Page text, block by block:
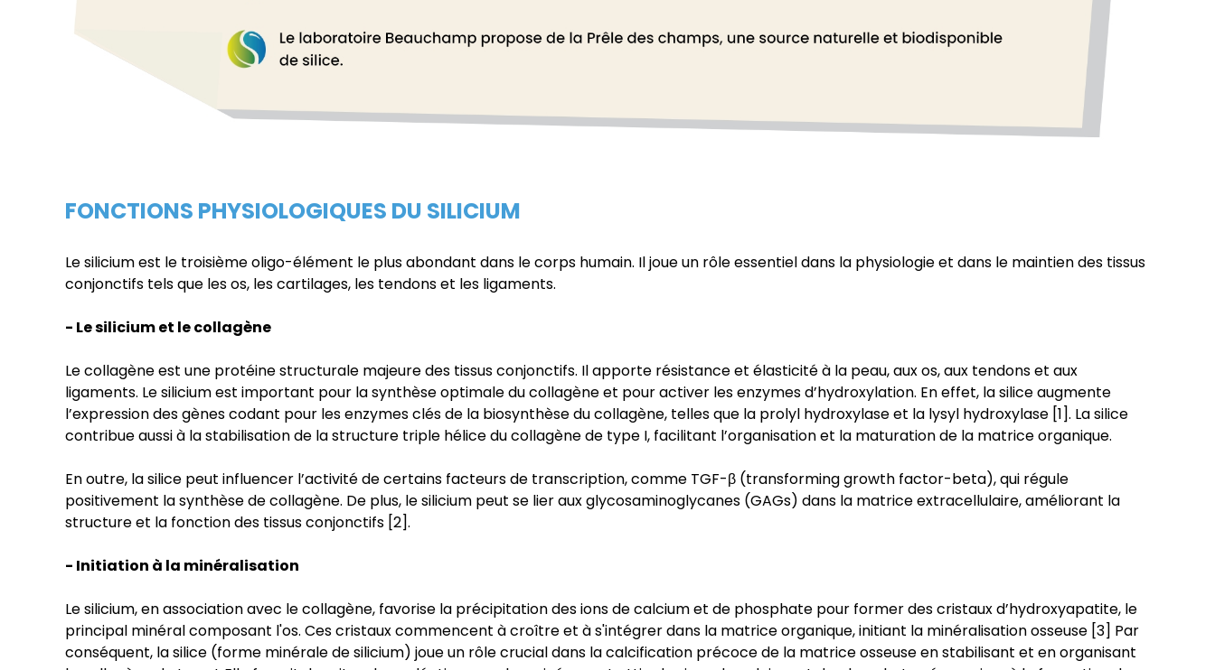
FONCTIONS PHYSIOLOGIQUES DU SILICIUM
Le silicium est le troisième oligo-élément le plus abondant dans le corps humain. Il joue un rôle essentiel dans la physiologie et dans le maintien des tissus
conjonctifs tels que les os, les cartilages, les tendons et les ligaments.
- Le silicium et le collagène
Le collagène est une protéine structurale majeure des tissus conjonctifs. Il apporte résistance et élasticité à la peau, aux os, aux tendons et aux
ligaments. Le silicium est important pour la synthèse optimale du collagène et pour activer les enzymes d’hydroxylation. En effet, la silice augmente
l’expression des gènes codant pour les enzymes clés de la biosynthèse du collagène, telles que la prolyl hydroxylase et la lysyl hydroxylase [1]. La silice
contribue aussi à la stabilisation de la structure triple hélice du collagène de type I, facilitant l’organisation et la maturation de la matrice organique.
En outre, la silice peut influencer l’activité de certains facteurs de transcription, comme TGF-β (transforming growth factor-beta), qui régule
positivement la synthèse de collagène. De plus, le silicium peut se lier aux glycosaminoglycanes (GAGs) dans la matrice extracellulaire, améliorant la
structure et la fonction des tissus conjonctifs [2].
- Initiation à la minéralisation
Le silicium, en association avec le collagène, favorise la précipitation des ions de calcium et de phosphate pour former des cristaux d’hydroxyapatite, le
principal minéral composant l'os. Ces cristaux commencent à croître et à s'intégrer dans la matrice organique, initiant la minéralisation osseuse [3] Par
conséquent, la silice (forme minérale de silicium) joue un rôle crucial dans la calcification précoce de la matrice osseuse en stabilisant et en organisant